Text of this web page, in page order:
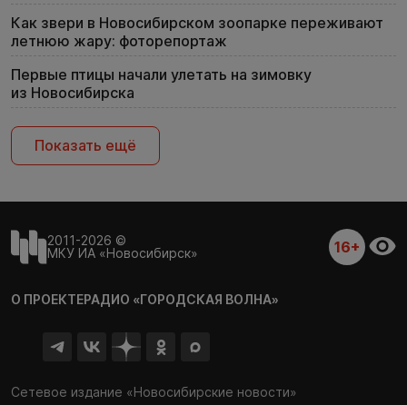
Как звери в Новосибирском зоопарке переживают
летнюю жару: фоторепортаж
Первые птицы начали улетать на зимовку
из Новосибирска
Показать ещё
2011-2026 ©
МКУ ИА «Новосибирск»
16+
О ПРОЕКТЕРАДИО «ГОРОДСКАЯ ВОЛНА»
Сетевое издание «Новосибирские новости»